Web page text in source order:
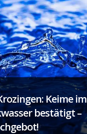
Keime im
bestätigt –